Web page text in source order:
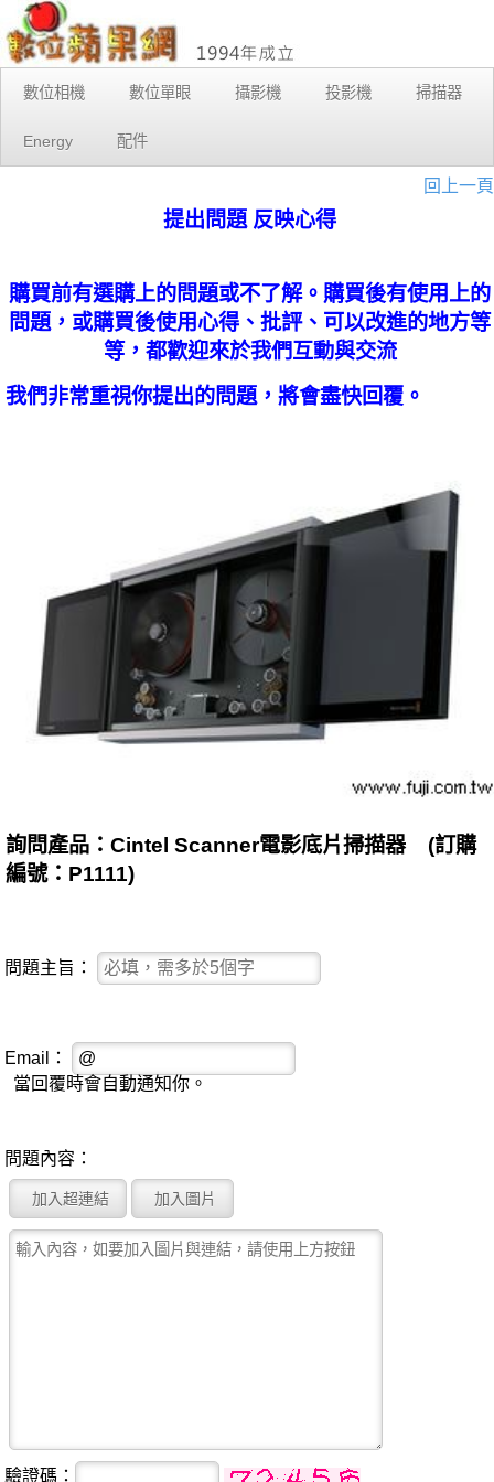
數位相機 數位單眼 攝影機 投影機 掃描器
Energy 配件
回上一頁
提出問題 反映心得
購買前有選購上的問題或不了解。購買後有使用上的
問題，或購買後使用心得、批評、可以改進的地方等
等，都歡迎來於我們互動與交流
我們非常重視你提出的問題，將會盡快回覆。
詢問產品：Cintel Scanner電影底片掃描器 (訂購
編號：P1111)
問題主旨：
Email：
當回覆時會自動通知你。
問題內容：
驗證碼：